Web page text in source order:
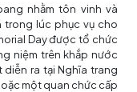
nhằm tôn vinh và
trong lúc phục vụ cho
Day được tổ chức
niệm trên khắp nước
ra tại Nghĩa trang
một quan chức cấp